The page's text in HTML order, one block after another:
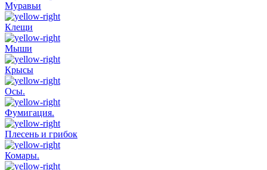
Муравьи
Клещи
Мыши
Крысы
Осы.
Фумигация.
Плесень и грибок
Комары.